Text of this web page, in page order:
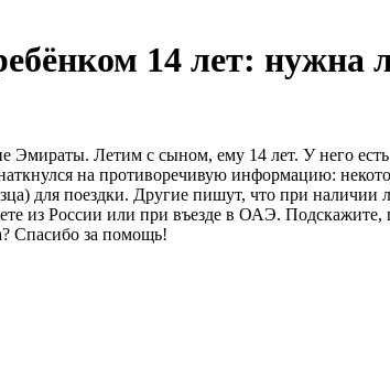
14 лет: нужна
Летим с сыном, ему 14 лет. У него есть
на противоречивую информацию:
для поездки. Другие пишут, что при наличии
из России или при въезде в ОАЭ.
Спасибо за помощь!